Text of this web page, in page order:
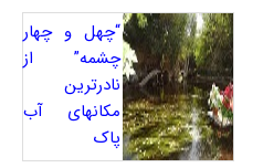
“چهل و چهار
چشمه” از
نادرترین
مکانهای آب
پاک